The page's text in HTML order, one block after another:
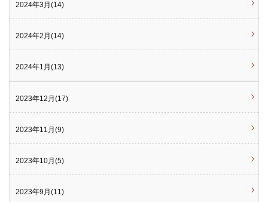
2024年3月(14)
2024年2月(14)
2024年1月(13)
2023年12月(17)
2023年11月(9)
2023年10月(5)
2023年9月(11)